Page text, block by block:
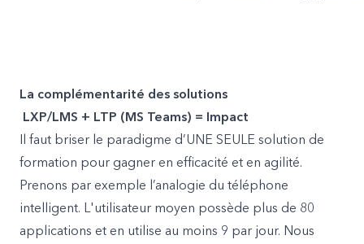
La complémentarité des solutions
LXP/LMS + LTP (MS Teams) = Impact
Il faut briser le paradigme d’UNE SEULE solution de
formation pour gagner en efficacité et en agilité.
Prenons par exemple l’analogie du téléphone
intelligent. L'utilisateur moyen possède plus de 80
applications et en utilise au moins 9 par jour. Nous